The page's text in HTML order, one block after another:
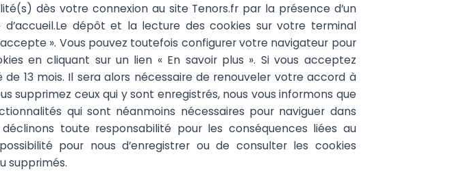
dès votre connexion au site Tenors.fr par la présence d’un
dépôt et la lecture des cookies sur votre terminal
». Vous pouvez toutefois configurer votre navigateur pour
en cliquant sur un lien « En savoir plus ». Si vous acceptez
13 mois. Il sera alors nécessaire de renouveler votre accord à
supprimez ceux qui y sont enregistrés, nous vous informons que
qui sont néanmoins nécessaires pour naviguer dans
toute responsabilité pour les conséquences liées au
pour nous d’enregistrer ou de consulter les cookies
supprimés.